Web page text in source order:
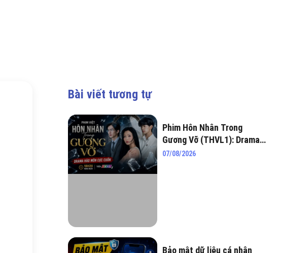
Bài viết tương tự
Phim Hôn Nhân Trong
Gương Vỡ (THVL1): Drama
hào môn cực cuốn khiến
07/08/2026
Bảo mật dữ liệu cá nhân